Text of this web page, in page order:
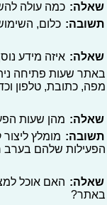
שאלה: כמה עולה
תשובה: כלום,
שאלה: איזה מידע
באתר שעות פתיחה
מפה, כתובת, טלפון
שאלה: מהן שעות
תשובה: מומלץ
הפעילות שלהם בערב
שאלה: האם אוכל
באתר?